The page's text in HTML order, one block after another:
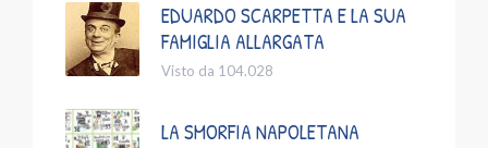
EDUARDO SCARPETTA E LA SUA
FAMIGLIA ALLARGATA
Visto da 104.028
LA SMORFIA NAPOLETANA